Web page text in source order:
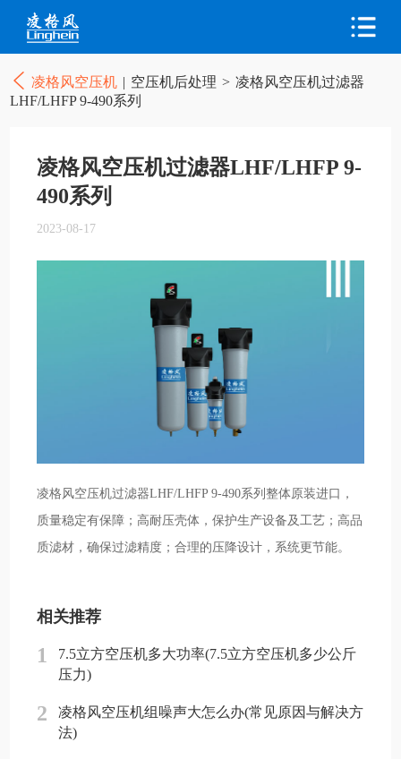
凌格风空压机 | 空压机后处理 > 凌格风空压机过滤器
LHF/LHFP 9-490系列
凌格风空压机过滤器LHF/LHFP 9-
490系列
2023-08-17
凌格风空压机过滤器LHF/LHFP 9-490系列整体原装进口，
质量稳定有保障；高耐压壳体，保护生产设备及工艺；高品
质滤材，确保过滤精度；合理的压降设计，系统更节能。
相关推荐
1
7.5立方空压机多大功率(7.5立方空压机多少公斤
压力)
2
凌格风空压机组噪声大怎么办(常见原因与解决方
法)